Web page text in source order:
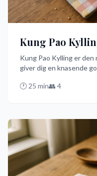
Kung Pao
Kung Pao Kylling er
giver dig en knasende
alligevel ønsker en
🕐 25 min👥 4